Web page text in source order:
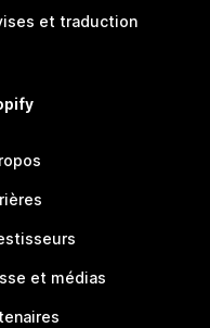
et traduction
et médias